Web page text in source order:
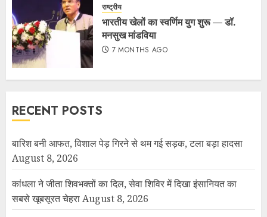
राष्ट्रीय
भारतीय खेलों का स्वर्णिम युग शुरू — डॉ.
मनसुख मांडविया
7 MONTHS AGO
RECENT POSTS
बारिश बनी आफत, विशाल पेड़ गिरने से थम गई सड़क, टला बड़ा हादसा
August 8, 2026
कांधला ने जीता शिवभक्तों का दिल, सेवा शिविर में दिखा इंसानियत का
सबसे खूबसूरत चेहराAugust 8, 2026